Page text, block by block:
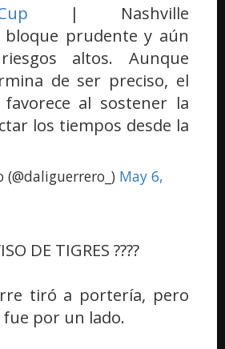
| Nashville
prudente y aún
altos. Aunque
de ser preciso, el
al sostener la
los tiempos desde la
May 6,
DE TIGRES ????
tiró a portería, pero
por un lado.